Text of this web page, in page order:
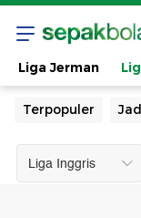
Liga Jerman
Terpopuler